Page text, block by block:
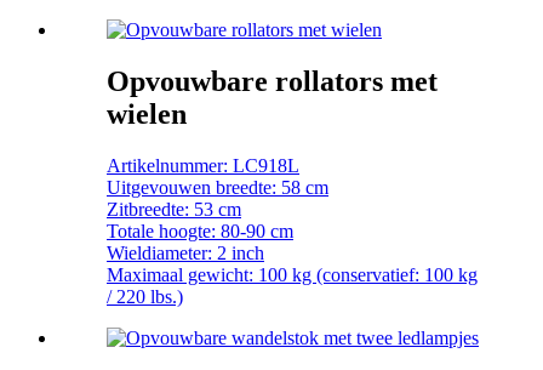
Opvouwbare rollators met
wielen
Artikelnummer: LC918L
Uitgevouwen breedte: 58 cm
Zitbreedte: 53 cm
Totale hoogte: 80-90 cm
Wieldiameter: 2 inch
Maximaal gewicht: 100 kg (conservatief: 100 kg
/ 220 lbs.)